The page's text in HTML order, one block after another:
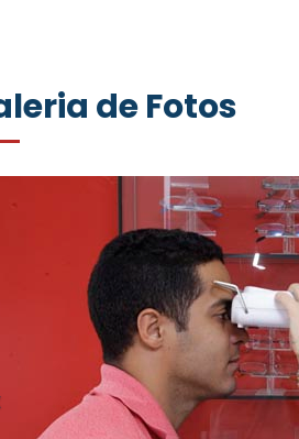
de Fotos